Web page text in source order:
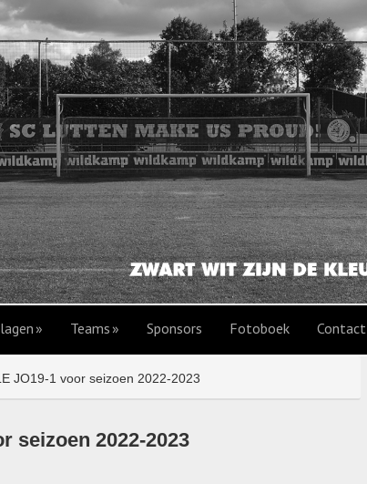
Teams Sponsors Fotoboek Contact
JO19-1 voor seizoen 2022-2023
seizoen 2022-2023